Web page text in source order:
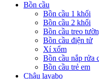
Bồn cầu
Bồn cầu 1 khối
Bồn cầu 2 khối
Bồn cầu treo
Bồn cầu điện tử
Xí xổm
Bồn cầu nắp rửa
Bồn cầu trẻ em
Chậu lavabo